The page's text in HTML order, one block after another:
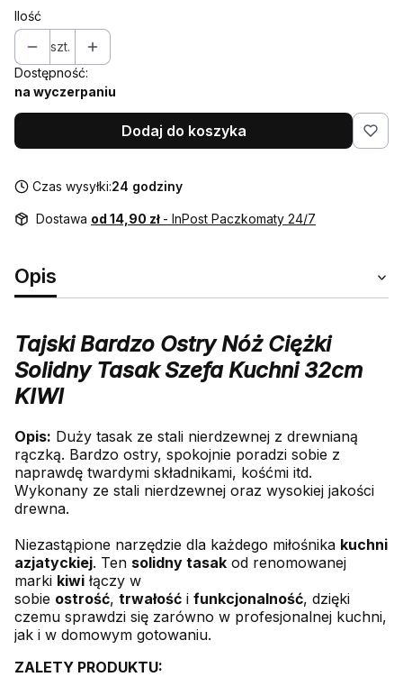
Ilość
szt.
Dostępność:
na wyczerpaniu
Dodaj do koszyka
Czas wysyłki:24 godziny
Dostawa od 14,90 zł - InPost Paczkomaty 24/7
Opis
Tajski Bardzo Ostry Nóż Ciężki
Solidny Tasak Szefa Kuchni 32cm
KIWI
Opis: Duży tasak ze stali nierdzewnej z drewnianą
rączką. Bardzo ostry, spokojnie poradzi sobie z
naprawdę twardymi składnikami, kośćmi itd.
Wykonany ze stali nierdzewnej oraz wysokiej jakości
drewna.
Niezastąpione narzędzie dla każdego miłośnika kuchni
azjatyckiej. Ten solidny tasak od renomowanej
marki kiwi łączy w
sobie ostrość, trwałość i funkcjonalność, dzięki
czemu sprawdzi się zarówno w profesjonalnej kuchni,
jak i w domowym gotowaniu.
ZALETY PRODUKTU: